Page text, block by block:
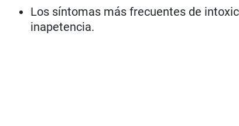
Los síntomas más frecuentes de
inapetencia.